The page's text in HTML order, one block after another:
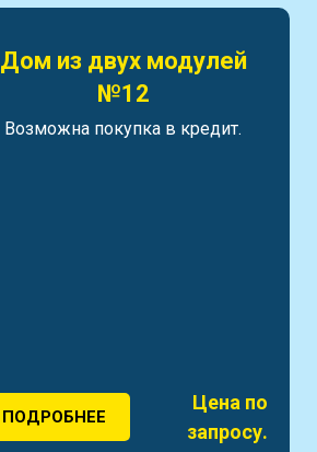
Дом из двух модулей
№12
Возможна покупка в кредит.
ПОДРОБНЕЕ
Цена по
запросу.